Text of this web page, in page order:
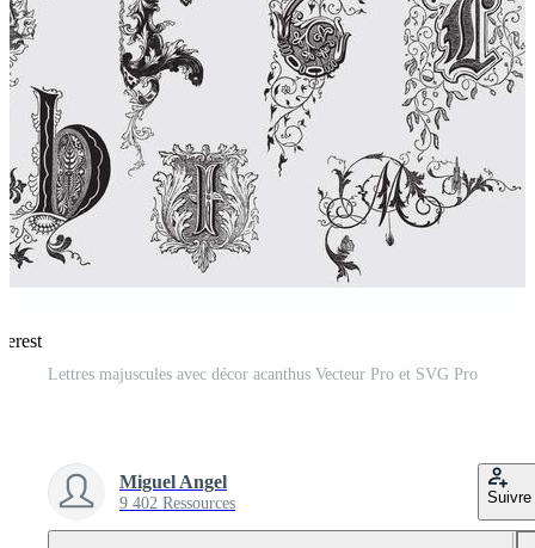
Lettres majuscules avec décor acanthus Vecteur Pro et SVG Pro
Miguel Angel
9 402 Ressources Suivre